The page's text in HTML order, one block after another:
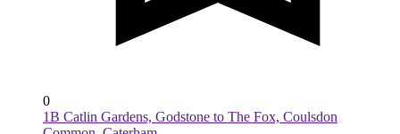
0
1B Catlin Gardens, Godstone to The Fox, Coulsdon